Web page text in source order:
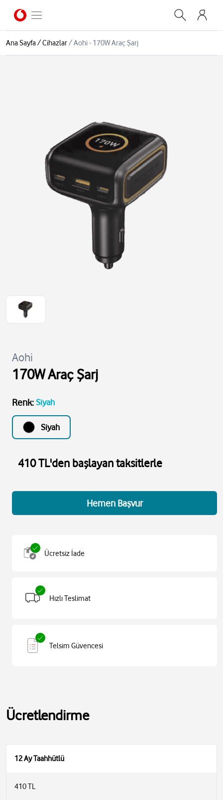
Ana Sayfa/Cihazlar/Aohi - 170W Araç Şarj
Aohi
170W Araç Şarj
Renk: Siyah
Siyah
410 TL'den başlayan taksitlerle
Hemen Başvur
Ücretsiz İade
Hızlı Teslimat
Telsim Güvencesi
Ücretlendirme
12 Ay Taahhütlü
410 TL